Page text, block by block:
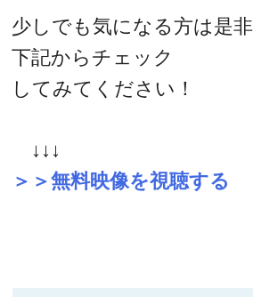
少しでも気になる方は是非
下記からチェック
してみてください！
↓↓↓
＞＞無料映像を視聴する